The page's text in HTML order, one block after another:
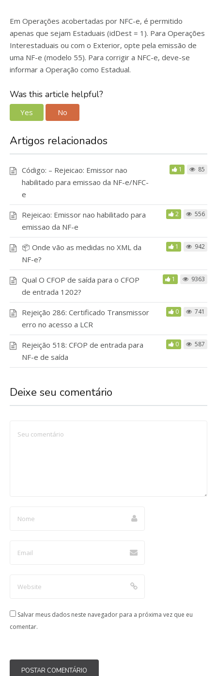
Em Operações acobertadas por NFC-e, é permitido
apenas que sejam Estaduais (idDest = 1). Para Operações
Interestaduais ou com o Exterior, opte pela emissão de
uma NF-e (modelo 55). Para corrigir a NFC-e, deve-se
informar a Operação como Estadual.
Was this article helpful?
Yes No
Artigos relacionados
Código: – Rejeicao: Emissor nao
habilitado para emissao da NF-e/NFC-
e
1 85
Rejeicao: Emissor nao habilitado para
emissao da NF-e
2 556
📦 Onde vão as medidas no XML da
NF-e?
1 942
Qual O CFOP de saída para o CFOP
de entrada 1202?
1 9363
Rejeição 286: Certificado Transmissor
erro no acesso a LCR
0 741
Rejeição 518: CFOP de entrada para
NF-e de saída
0 587
Deixe seu comentário
Salvar meus dados neste navegador para a próxima vez que eu
comentar.